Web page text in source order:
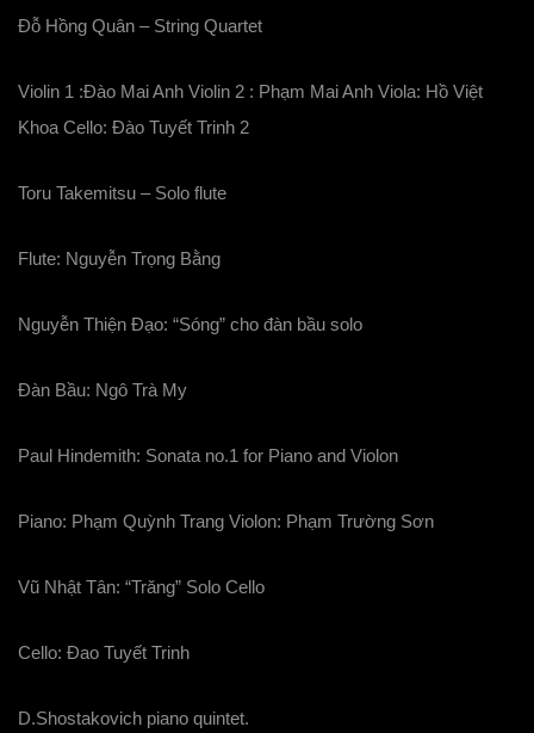
Đỗ Hồng Quân – String Quartet
Violin 1 :Đào Mai Anh Violin 2 : Phạm Mai Anh Viola: Hồ Việt
Khoa Cello: Đào Tuyết Trinh 2
Toru Takemitsu – Solo flute
Flute: Nguyễn Trọng Bằng
Nguyễn Thiện Đạo: “Sóng” cho đàn bầu solo
Đàn Bầu: Ngô Trà My
Paul Hindemith: Sonata no.1 for Piano and Violon
Piano: Phạm Quỳnh Trang Violon: Phạm Trường Sơn
Vũ Nhật Tân: “Trăng” Solo Cello
Cello: Đao Tuyết Trinh
D.Shostakovich piano quintet.